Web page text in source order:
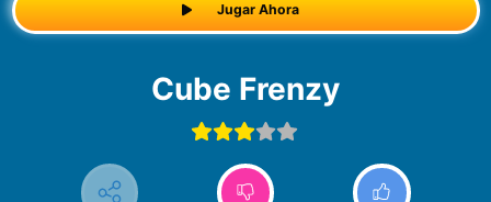
Jugar Ahora
Cube Frenzy